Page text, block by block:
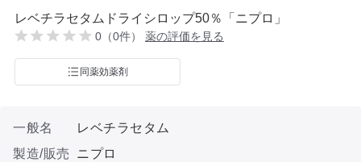
レベチラセタムドライシロップ50％「ニプロ」
0（0件） 薬の評価を見る
同薬効薬剤
一般名
レベチラセタム
製造/販売
ニプロ